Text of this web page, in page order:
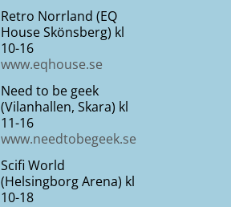
Retro Norrland (EQ
House Skönsberg) kl
10-16
www.eqhouse.se
Need to be geek
(Vilanhallen, Skara) kl
11-16
www.needtobegeek.se
Scifi World
(Helsingborg Arena) kl
10-18